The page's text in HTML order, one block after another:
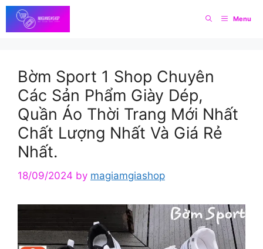
Skip
to
content
Menu
Bờm Sport 1 Shop Chuyên
Các Sản Phẩm Giày Dép,
Quần Áo Thời Trang Mới Nhất
Chất Lượng Nhất Và Giá Rẻ
Nhất.
18/09/2024 by magiamgiashop